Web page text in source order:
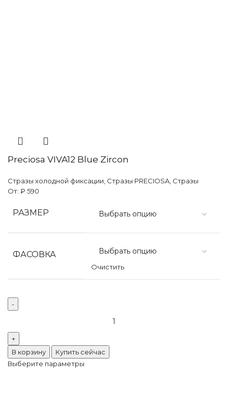
Preciosa VIVA12 Blue Zircon
Стразы холодной фиксации Стразы PRECIOSA Стразы
От: ₽ 590
РАЗМЕР
ФАСОВКА
Очистить
В корзину
Купить сейчас
Выберите параметры